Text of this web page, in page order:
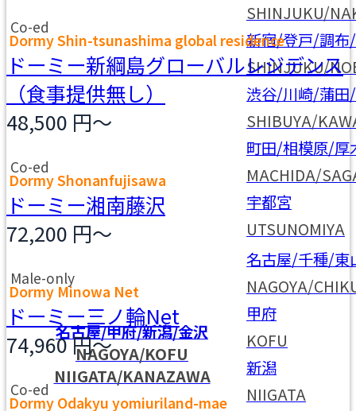
SHINJUKU/
新宿/登戸/調
SHINJUKU/
渋谷/川崎/蒲
SHIBUYA/
町田/相模原/
MACHIDA/
宇都宮
UTSUNOMIYA
名古屋/甲府/新潟/金沢
NAGOYA/KOFU
NIIGATA/KANAZAWA
名古屋/千種/東
NAGOYA/
甲府
KOFU
新潟
NIIGATA
Co-ed
Dormy Shin-tsunashima global residence
ドーミー新綱島グローバルレジデンス
（食事提供無し）
48,500 円～
Co-ed
Dormy Shonanfujisawa
ドーミー湘南藤沢
72,200 円～
Male-only
Dormy Minowa Net
ドーミー三ノ輪Net
74,960円～
Co-ed
Dormy Odakyu yomiuriland-mae